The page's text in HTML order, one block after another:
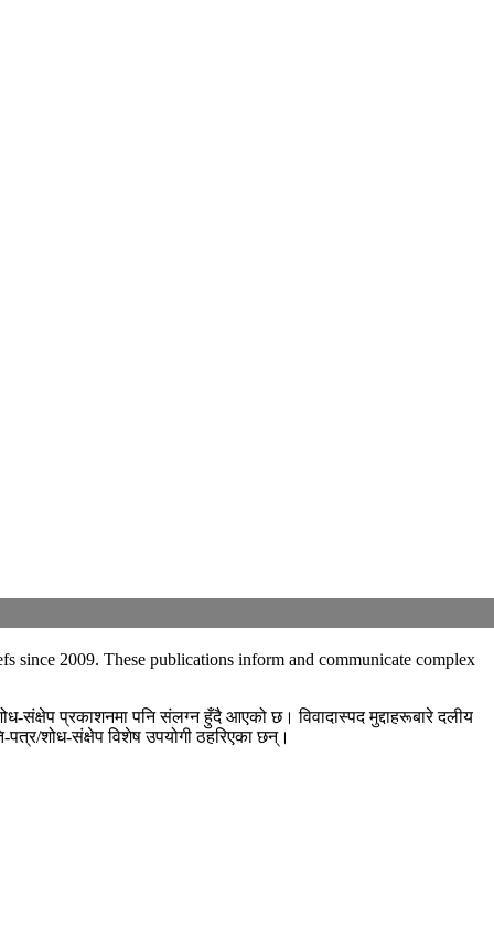
since 2009. These publications inform and communicate complex
स‌ंक्षेप प्रकाशनमा पनि संलग्न हुँदै आएको छ। विवादास्पद मुद्दाहरूबारे दलीय
शोध-स‌ंक्षेप विशेष उपयोगी ठहरिएका छन्।